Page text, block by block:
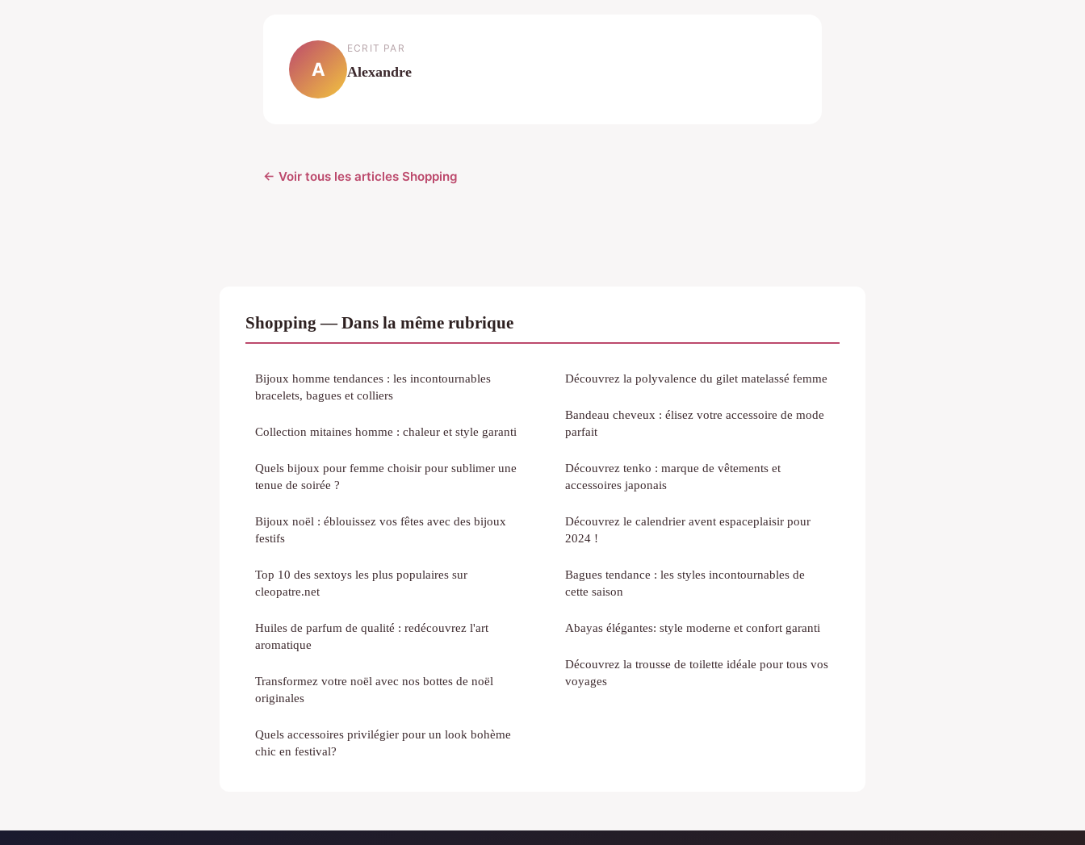
A
ECRIT PAR
Alexandre
← Voir tous les articles Shopping
Shopping — Dans la même rubrique
Bijoux homme tendances : les incontournables
bracelets, bagues et colliers
Collection mitaines homme : chaleur et style garanti
Quels bijoux pour femme choisir pour sublimer une
tenue de soirée ?
Bijoux noël : éblouissez vos fêtes avec des bijoux
festifs
Top 10 des sextoys les plus populaires sur
cleopatre.net
Huiles de parfum de qualité : redécouvrez l'art
aromatique
Transformez votre noël avec nos bottes de noël
originales
Quels accessoires privilégier pour un look bohème
chic en festival?
Découvrez la polyvalence du gilet matelassé femme
Bandeau cheveux : élisez votre accessoire de mode
parfait
Découvrez tenko : marque de vêtements et
accessoires japonais
Découvrez le calendrier avent espaceplaisir pour
2024 !
Bagues tendance : les styles incontournables de
cette saison
Abayas élégantes: style moderne et confort garanti
Découvrez la trousse de toilette idéale pour tous vos
voyages